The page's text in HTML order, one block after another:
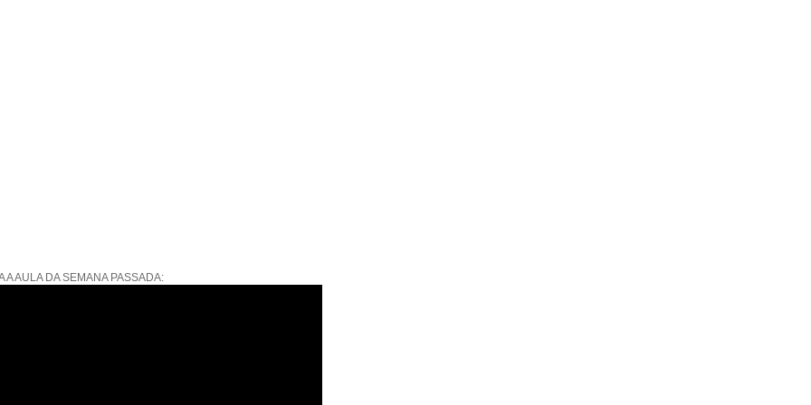
A AULA DA SEMANA PASSADA: